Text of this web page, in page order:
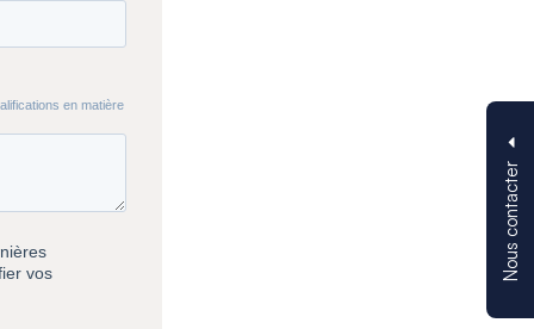
Nous contacter